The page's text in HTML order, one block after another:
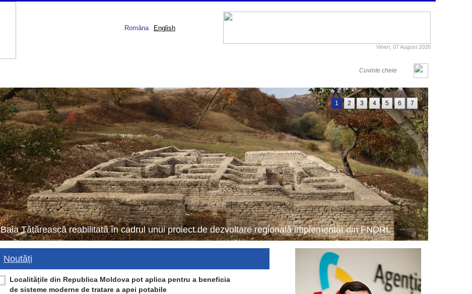
Vineri, 07 August 2026
Româna English
Baia Tătărească reabilitată în cadrul unui proiect de dezvoltare regională implementat din FNDRL
1 2 3 4 5 6 7
Noutăți
Localitățile din Republica Moldova pot aplica pentru a beneficia
de sisteme moderne de tratare a apei potabile